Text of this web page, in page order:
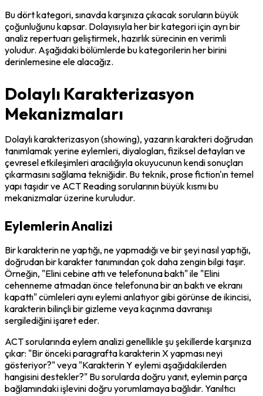
Bu dört kategori, sınavda karşınıza çıkacak soruların büyük
çoğunluğunu kapsar. Dolayısıyla her bir kategori için ayrı bir
analiz repertuarı geliştirmek, hazırlık sürecinin en verimli
yoludur. Aşağıdaki bölümlerde bu kategorilerin her birini
derinlemesine ele alacağız.
Dolaylı Karakterizasyon
Mekanizmaları
Dolaylı karakterizasyon (showing), yazarın karakteri doğrudan
tanımlamak yerine eylemleri, diyalogları, fiziksel detayları ve
çevresel etkileşimleri aracılığıyla okuyucunun kendi sonuçları
çıkarmasını sağlama tekniğidir. Bu teknik, prose fiction'ın temel
yapı taşıdır ve ACT Reading sorularının büyük kısmı bu
mekanizmalar üzerine kuruludur.
Eylemlerin Analizi
Bir karakterin ne yaptığı, ne yapmadığı ve bir şeyi nasıl yaptığı,
doğrudan bir karakter tanımından çok daha zengin bilgi taşır.
Örneğin, "Elini cebine attı ve telefonuna baktı" ile "Elini
cehenneme atmadan önce telefonuna bir an baktı ve ekranı
kapattı" cümleleri aynı eylemi anlatıyor gibi görünse de ikincisi,
karakterin bilinçli bir gizleme veya kaçınma davranışı
sergilediğini işaret eder.
ACT sorularında eylem analizi genellikle şu şekillerde karşınıza
çıkar: "Bir önceki paragrafta karakterin X yapması neyi
gösteriyor?" veya "Karakterin Y eylemi aşağıdakilerden
hangisini destekler?" Bu sorularda doğru yanıt, eylemin parça
bağlamındaki işlevini doğru yorumlamaya bağlıdır. Yanıltıcı